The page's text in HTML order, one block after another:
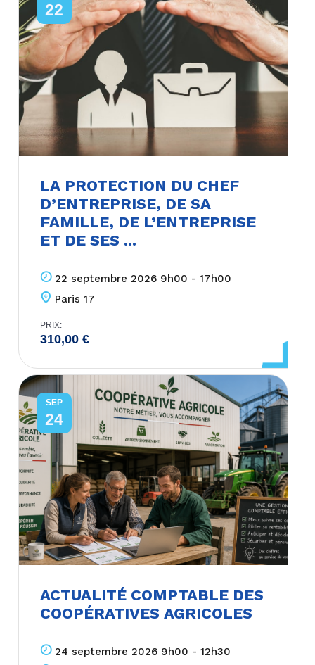
22
LA PROTECTION DU CHEF
D’ENTREPRISE, DE SA
FAMILLE, DE L’ENTREPRISE
ET DE SES ...
22 septembre 2026 9h00 - 17h00
Paris 17
PRIX:
310,00€
SEP
24
ACTUALITÉ COMPTABLE DES
COOPÉRATIVES AGRICOLES
24 septembre 2026 9h00 - 12h30